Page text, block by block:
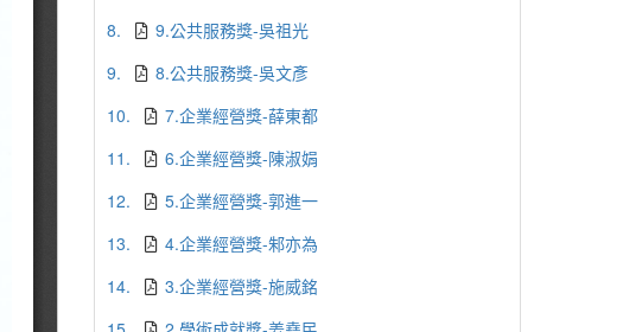
8.
9.公共服務獎-吳祖光
9.
8.公共服務獎-吳文彥
10.
7.企業經營獎-薛東都
11.
6.企業經營獎-陳淑娟
12.
5.企業經營獎-郭進一
13.
4.企業經營獎-邾亦為
14.
3.企業經營獎-施威銘